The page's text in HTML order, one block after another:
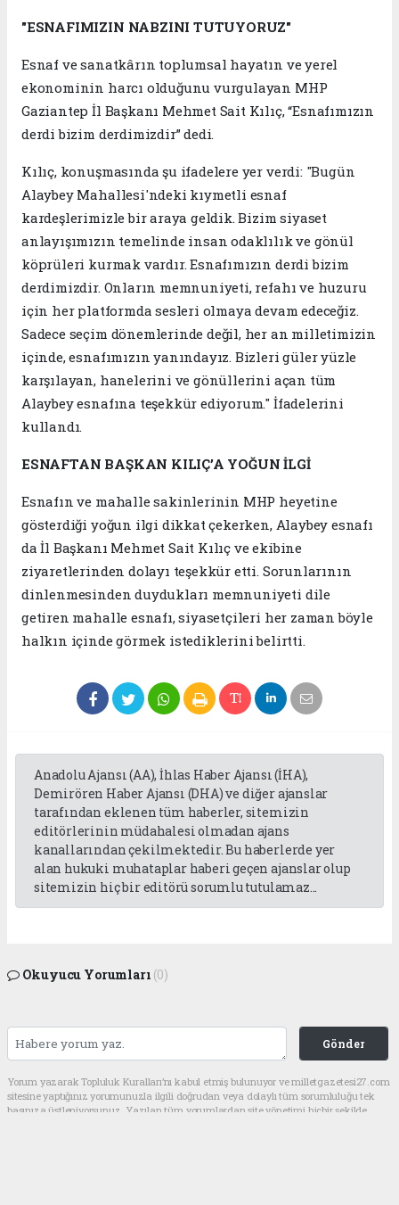
"ESNAFIMIZIN NABZINI TUTUYORUZ"
Esnaf ve sanatkârın toplumsal hayatın ve yerel
ekonominin harcı olduğunu vurgulayan MHP
Gaziantep İl Başkanı Mehmet Sait Kılıç, “Esnafımızın
derdi bizim derdimizdir” dedi.
Kılıç, konuşmasında şu ifadelere yer verdi: "Bugün
Alaybey Mahallesi'ndeki kıymetli esnaf
kardeşlerimizle bir araya geldik. Bizim siyaset
anlayışımızın temelinde insan odaklılık ve gönül
köprüleri kurmak vardır. Esnafımızın derdi bizim
derdimizdir. Onların memnuniyeti, refahı ve huzuru
için her platformda sesleri olmaya devam edeceğiz.
Sadece seçim dönemlerinde değil, her an milletimizin
içinde, esnafımızın yanındayız. Bizleri güler yüzle
karşılayan, hanelerini ve gönüllerini açan tüm
Alaybey esnafına teşekkür ediyorum." İfadelerini
kullandı.
ESNAFTAN BAŞKAN KILIÇ’A YOĞUN İLGİ
Esnafın ve mahalle sakinlerinin MHP heyetine
gösterdiği yoğun ilgi dikkat çekerken, Alaybey esnafı
da İl Başkanı Mehmet Sait Kılıç ve ekibine
ziyaretlerinden dolayı teşekkür etti. Sorunlarının
dinlenmesinden duydukları memnuniyeti dile
getiren mahalle esnafı, siyasetçileri her zaman böyle
halkın içinde görmek istediklerini belirtti.
Anadolu Ajansı (AA), İhlas Haber Ajansı (İHA),
Demirören Haber Ajansı (DHA) ve diğer ajanslar
tarafından eklenen tüm haberler, sitemizin
editörlerinin müdahalesi olmadan ajans
kanallarından çekilmektedir. Bu haberlerde yer
alan hukuki muhataplar haberi geçen ajanslar olup
sitemizin hiç bir editörü sorumlu tutulamaz...
Okuyucu Yorumları (0)
Gönder
Yorum yazarak Topluluk Kuralları’nı kabul etmiş bulunuyor ve milletgazetesi27.com
sitesine yaptığınız yorumunuzla ilgili doğrudan veya dolaylı tüm sorumluluğu tek
başınıza üstleniyorsunuz. Yazılan tüm yorumlardan site yönetimi hiçbir şekilde